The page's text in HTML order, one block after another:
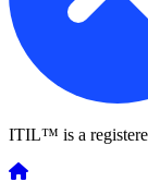
ITIL™ is a